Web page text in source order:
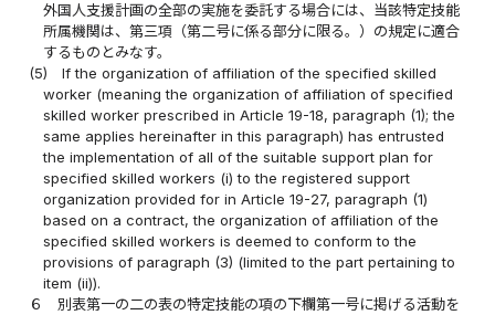
外国人支援計画の全部の実施を委託する場合には、当該特定技能
所属機関は、第三項（第二号に係る部分に限る。）の規定に適合
するものとみなす。
(5)
If the organization of affiliation of the specified skilled
worker (meaning the organization of affiliation of specified
skilled worker prescribed in Article 19-18, paragraph (1); the
same applies hereinafter in this paragraph) has entrusted
the implementation of all of the suitable support plan for
specified skilled workers (i) to the registered support
organization provided for in Article 19-27, paragraph (1)
based on a contract, the organization of affiliation of the
specified skilled workers is deemed to conform to the
provisions of paragraph (3) (limited to the part pertaining to
item (ii)).
６
別表第一の二の表の特定技能の項の下欄第一号に掲げる活動を